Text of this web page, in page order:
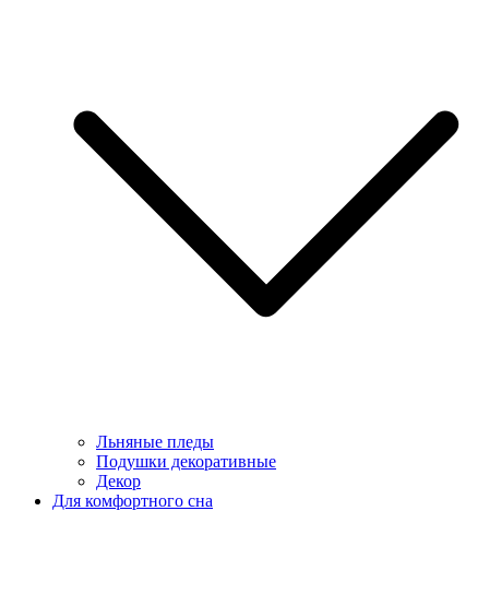
Льняные пледы
Подушки декоративные
Декор
Для комфортного сна